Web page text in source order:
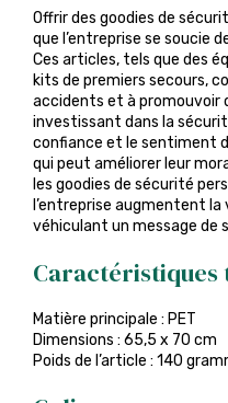
Offrir des goodies de
que l’entreprise se soucie
Ces articles, tels que des
kits de premiers secours,
accidents et à promouvoir
investissant dans la
confiance et le sentiment
qui peut améliorer leur
les goodies de sécurité
l’entreprise augmentent
véhiculant un message de
Caractéristiques
Matière principale : PET
Dimensions : 65,5 x 70 cm
Poids de l’article : 140